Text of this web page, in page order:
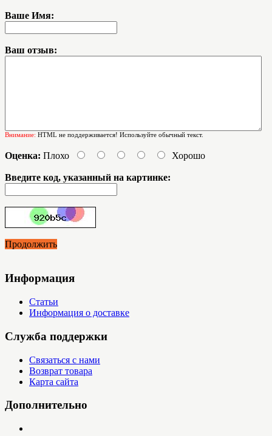
Ваше Имя:
Ваш отзыв:
Внимание: HTML не поддерживается! Используйте обычный текст.
Оценка: Плохо Хорошо
Введите код, указанный на картинке:
Продолжить
Информация
Статьи
Информация о доставке
Служба поддержки
Связаться с нами
Возврат товара
Карта сайта
Дополнительно